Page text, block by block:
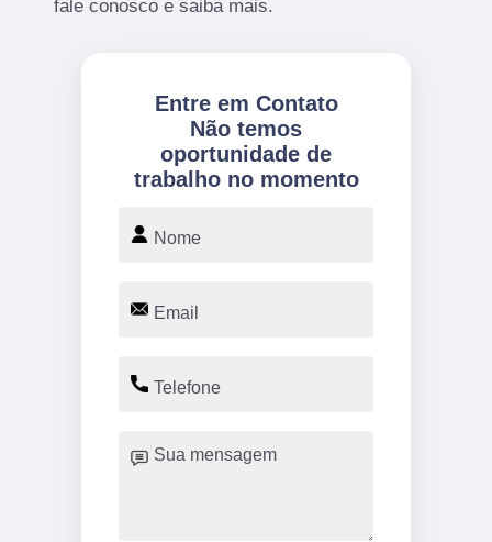
fale conosco e saiba mais.
Entre em Contato
Não temos
oportunidade de
trabalho no momento